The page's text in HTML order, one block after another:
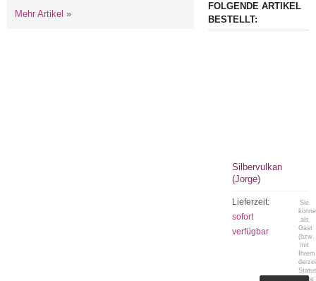
FOLGENDE ARTIKEL
BESTELLT:
Silbervulkan
(Jorge)
Lieferzeit:
sofort
verfügbar
Sie
als
Gast
(bzw.
mit
Ihrem
keine
Mehr Artikel »